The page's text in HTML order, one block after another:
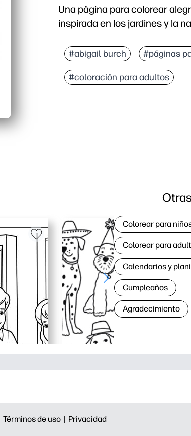
Una página para colorear
inspirada en los jardines y la
#abigail burch #páginas
#coloración para adultos
Colorear para
Colorear para
Calendarios y
Cumpleaños
Agradecimiento
Términos de uso | Privacidad